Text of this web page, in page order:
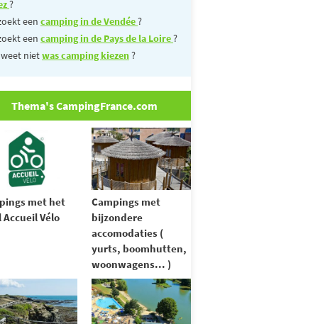
?
een camping in de Vendée?
een camping in de Pays de la Loire?
nietwas camping kiezen?
Thema's CampingFrance.com
met het
Accueil Vélo
Campings met
bijzondere
accomodaties (
yurts, boomhutten,
woonwagens... )